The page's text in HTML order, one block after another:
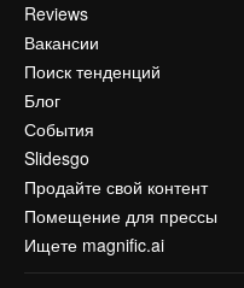
Reviews
Вакансии
Поиск тенденций
Блог
События
Slidesgo
Продайте свой контент
Помещение для прессы
Ищете magnific.ai